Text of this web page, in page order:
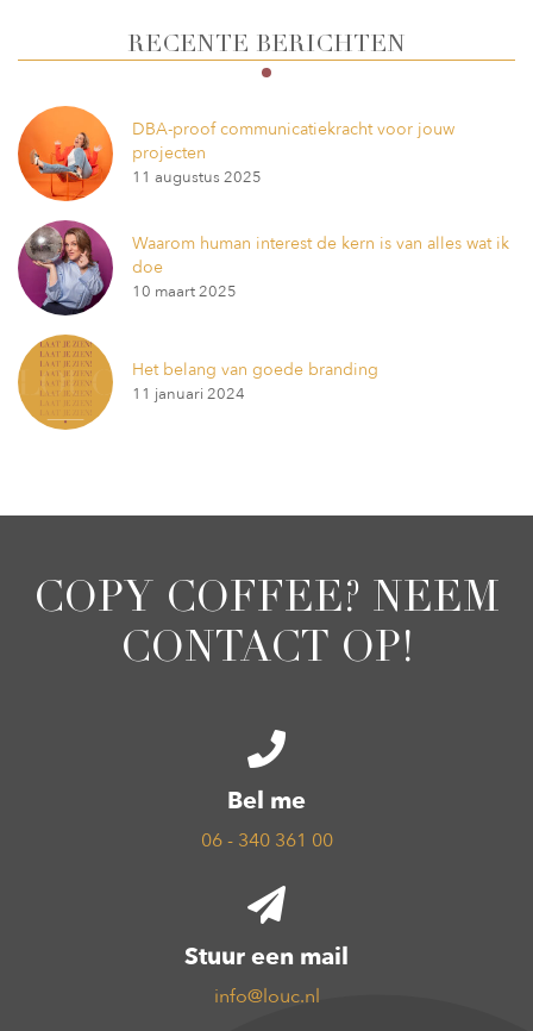
RECENTE BERICHTEN
DBA-proof communicatiekracht voor jouw
projecten
11 augustus 2025
Waarom human interest de kern is van alles wat ik
doe
10 maart 2025
Het belang van goede branding
11 januari 2024
COPY COFFEE? NEEM
CONTACT OP!
Bel me
06 - 340 361 00
Stuur een mail
info@louc.nl